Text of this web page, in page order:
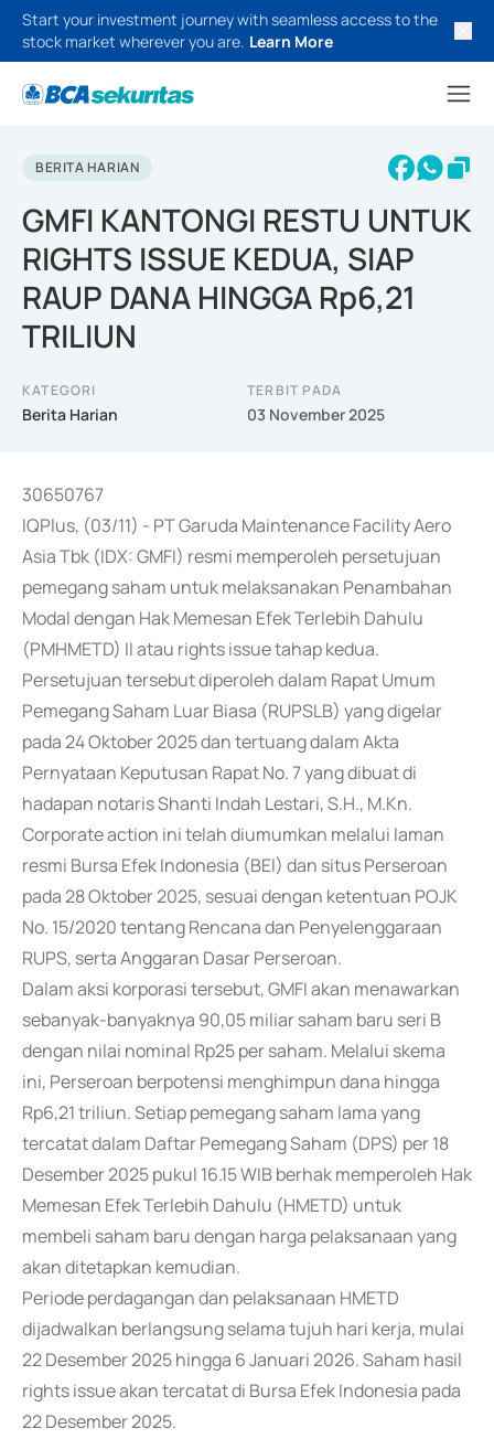
Start your investment journey with seamless access to the
stock market wherever you are. Learn More
BERITA HARIAN
GMFI KANTONGI RESTU UNTUK
RIGHTS ISSUE KEDUA, SIAP
RAUP DANA HINGGA Rp6,21
TRILIUN
KATEGORI
Berita Harian
TERBIT PADA
03 November 2025
30650767
IQPlus, (03/11) - PT Garuda Maintenance Facility Aero
Asia Tbk (IDX: GMFI) resmi memperoleh persetujuan
pemegang saham untuk melaksanakan Penambahan
Modal dengan Hak Memesan Efek Terlebih Dahulu
(PMHMETD) II atau rights issue tahap kedua.
Persetujuan tersebut diperoleh dalam Rapat Umum
Pemegang Saham Luar Biasa (RUPSLB) yang digelar
pada 24 Oktober 2025 dan tertuang dalam Akta
Pernyataan Keputusan Rapat No. 7 yang dibuat di
hadapan notaris Shanti Indah Lestari, S.H., M.Kn.
Corporate action ini telah diumumkan melalui laman
resmi Bursa Efek Indonesia (BEI) dan situs Perseroan
pada 28 Oktober 2025, sesuai dengan ketentuan POJK
No. 15/2020 tentang Rencana dan Penyelenggaraan
RUPS, serta Anggaran Dasar Perseroan.
Dalam aksi korporasi tersebut, GMFI akan menawarkan
sebanyak-banyaknya 90,05 miliar saham baru seri B
dengan nilai nominal Rp25 per saham. Melalui skema
ini, Perseroan berpotensi menghimpun dana hingga
Rp6,21 triliun. Setiap pemegang saham lama yang
tercatat dalam Daftar Pemegang Saham (DPS) per 18
Desember 2025 pukul 16.15 WIB berhak memperoleh Hak
Memesan Efek Terlebih Dahulu (HMETD) untuk
membeli saham baru dengan harga pelaksanaan yang
akan ditetapkan kemudian.
Periode perdagangan dan pelaksanaan HMETD
dijadwalkan berlangsung selama tujuh hari kerja, mulai
22 Desember 2025 hingga 6 Januari 2026. Saham hasil
rights issue akan tercatat di Bursa Efek Indonesia pada
22 Desember 2025.